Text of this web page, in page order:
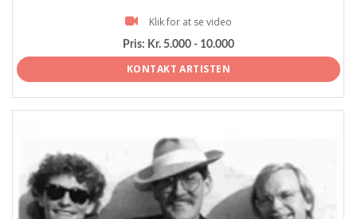
Klik for at se video
Pris: Kr. 5.000 - 10.000
KONTAKT ARTISTEN